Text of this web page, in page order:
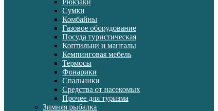
Рюкзаки
Сумки
Комбайны
Газовое оборудование
Посуда туристическая
Коптильни и мангалы
Кемпинговая мебель
Термосы
Фонарики
Спальники
Средства от насекомых
Прочее для туризма
Зимняя рыбалка